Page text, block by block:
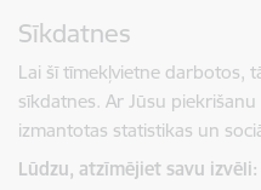
Sīkdatnes
Lai šī tīmekļvietne darbotos,
sīkdatnes. Ar Jūsu
izmantotas statistikas un
Lūdzu, atzīmējiet savu izvēli: